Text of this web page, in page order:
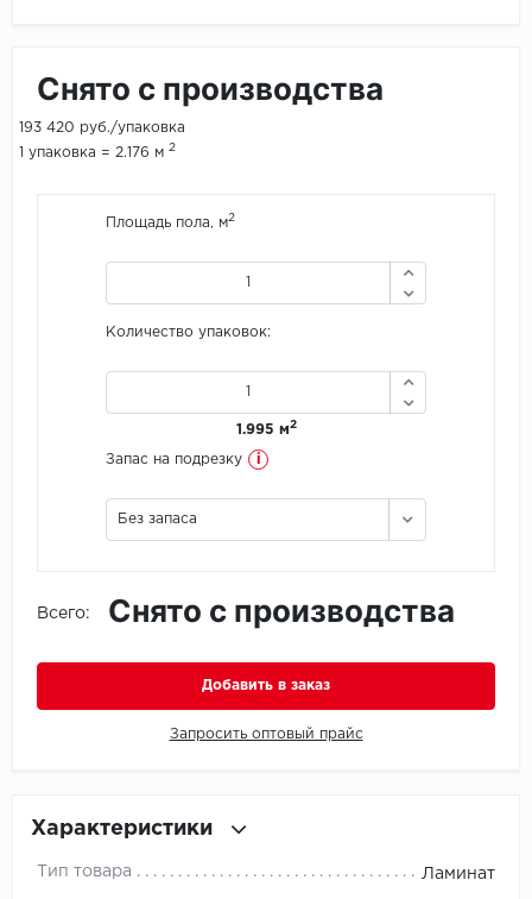
Forbo Allura Click
Jinan PDM
KDF
LG Decotile
Lucky Floor
Снято с производства
193 420 руб./упаковка
1 упаковка = 2.176 м 2
Площадь пола, м2
Количество упаковок:
1.995 м2
Запас на подрезку i
Без запаса
Всего: Снято с производства
Добавить в заказ
Запросить оптовый прайс
Характеристики
Тип товара Ламинат